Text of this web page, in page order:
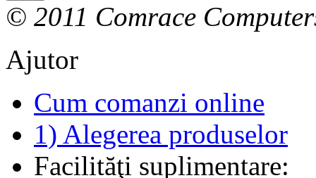
© 2011 Comrace
Ajutor
Cum comanzi online
1) Alegerea produselor
Facilităţi suplimentare: